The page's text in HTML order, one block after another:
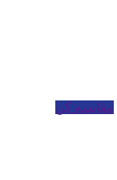
مقایسه کن